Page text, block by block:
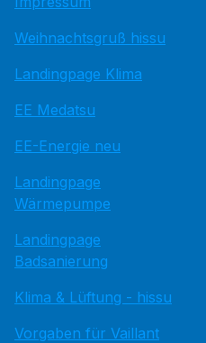
Weihnachtsgruß hissu
Landingpage Klima
EE Medatsu
EE-Energie neu
Landingpage
Wärmepumpe
Landingpage
Badsanierung
Klima & Lüftung - hissu
Vorgaben für Vaillant